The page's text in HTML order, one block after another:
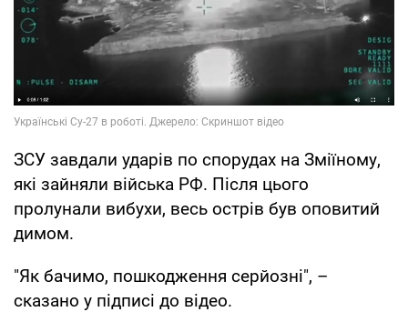
ЗСУ завдали ударів по спорудах на Зміїному,
які зайняли війська РФ. Після цього
пролунали вибухи, весь острів був оповитий
димом.
"Як бачимо, пошкодження серйозні", –
сказано у підписі до відео.